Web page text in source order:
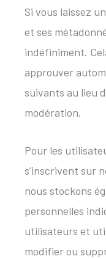
Si vous laissez
et ses
indéfiniment.
approuver
suivants au lieu
modération.
Pour les
s’inscrivent sur
nous stockons
personnelles
utilisateurs et
modifier ou